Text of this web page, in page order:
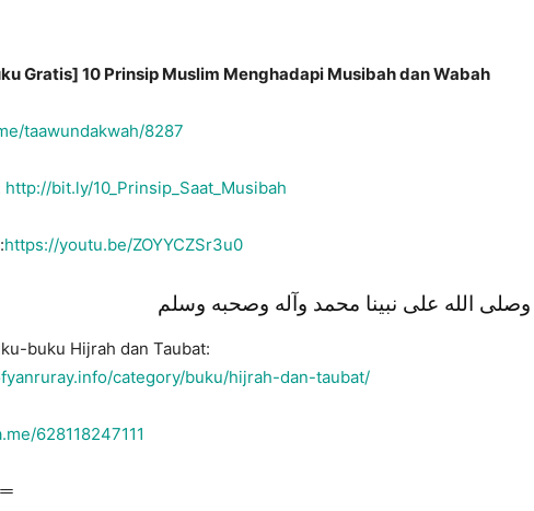
Gratis] 10 Prinsip Muslim Menghadapi Musibah dan Wabah
taawundakwah/8287
http://bit.ly/10_Prinsip_Saat_Musibah
https://youtu.be/ZOYYCZSr3u0
وصلى الله على نبينا محمد وآله وصحبه وسلم
buku Hijrah dan Taubat:
category/buku/hijrah-dan-taubat/
628118247111